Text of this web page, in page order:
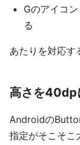
Gのアイコ
る
あたりを対応す
高さを40dp
Androidの
指定がそこそこ